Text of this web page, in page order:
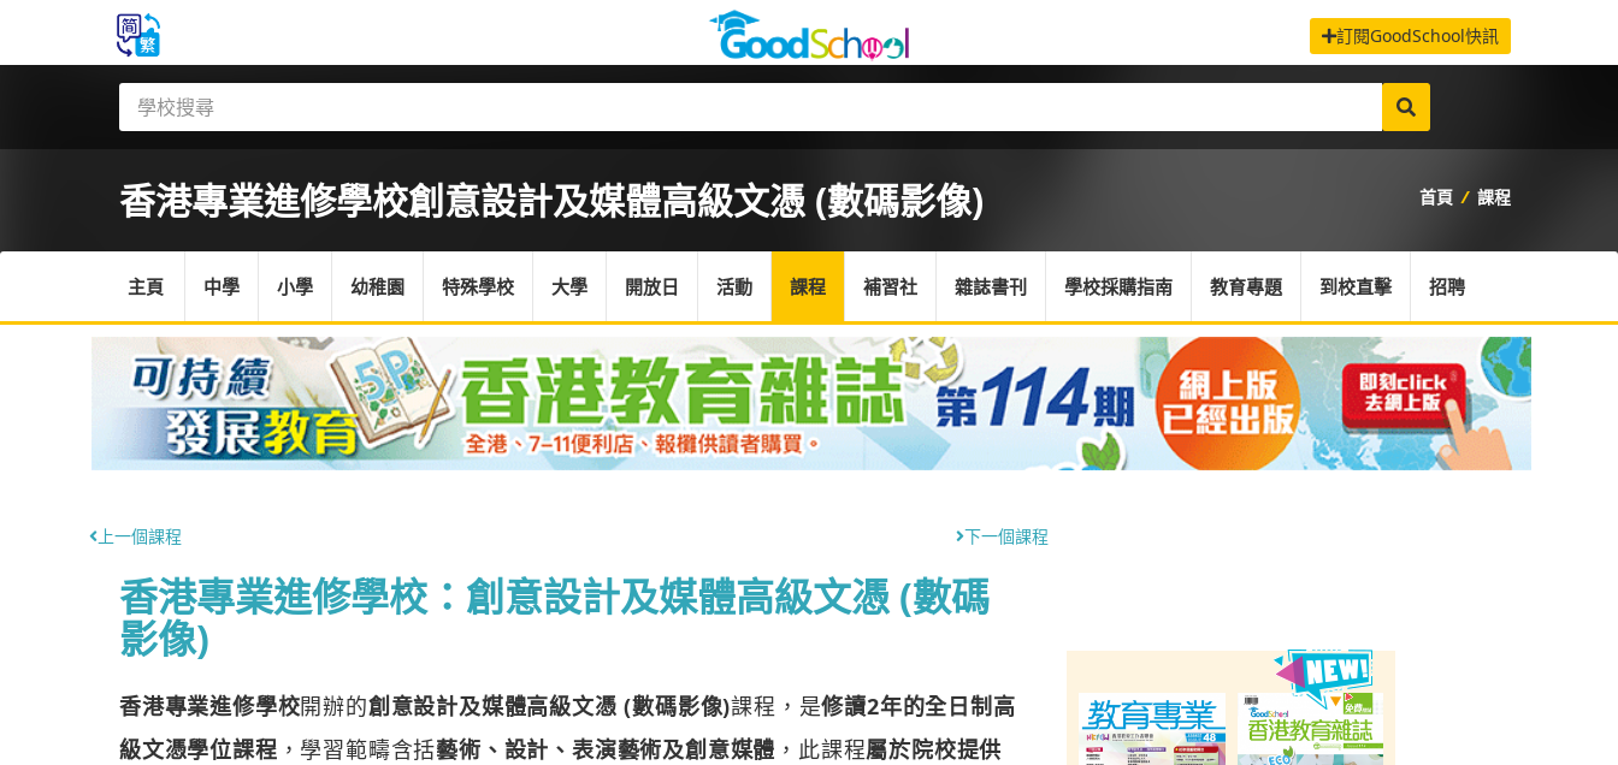
訂閱GoodSchool快訊
香港專業進修學校創意設計及媒體高級文憑 (數碼影像) 首頁 / 課程
主頁 中學 小學 幼稚園 特殊學校 大學 開放日 活動 課程 補習社 雜誌書刊 學校採購指南 教育專題 到校直擊 招聘
上一個課程 下一個課程
香港專業進修學校：創意設計及媒體高級文憑 (數碼
影像)
香港專業進修學校開辦的創意設計及媒體高級文憑 (數碼影像)課程，是修讀2年的全日制高
級文憑學位課程 ，學習範疇含括藝術、設計、表演藝術及創意媒體 ，此課程屬於院校提供